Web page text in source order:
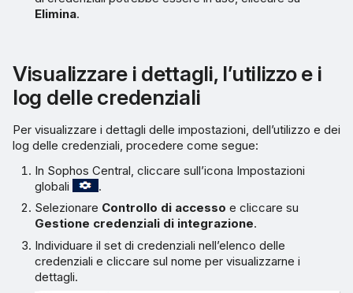
Elimina.
Visualizzare i dettagli, l’utilizzo e i
log delle credenziali
Per visualizzare i dettagli delle impostazioni, dell’utilizzo e dei
log delle credenziali, procedere come segue:
In Sophos Central, cliccare sull’icona Impostazioni
globali
.
Selezionare Controllo di accesso e cliccare su
Gestione credenziali di integrazione.
Individuare il set di credenziali nell’elenco delle
credenziali e cliccare sul nome per visualizzarne i
dettagli.